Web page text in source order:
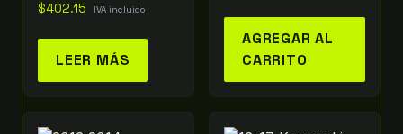
$402.15 IVA incluido
LEER MÁS
AGREGAR AL
CARRITO